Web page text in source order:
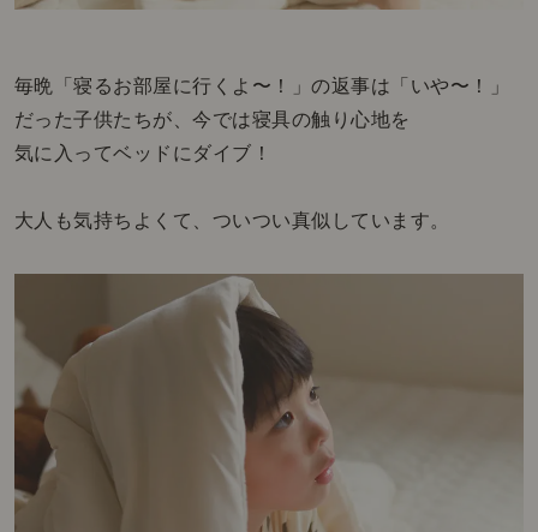
毎晩「寝るお部屋に行くよ〜！」の返事は「いや〜！」
だった子供たちが、今では寝具の触り心地を
気に入ってベッドにダイブ！
大人も気持ちよくて、ついつい真似しています。